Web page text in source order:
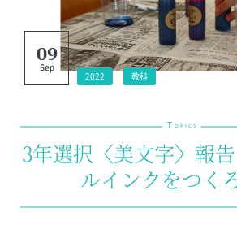
卒業生インタビュー
メディアライブラリー
教育の特色・紹介
教育課程
キリスト教教育
09
Sep
2022 教科
T OPICS
3年選択〈美文字〉報
ルインクをつく